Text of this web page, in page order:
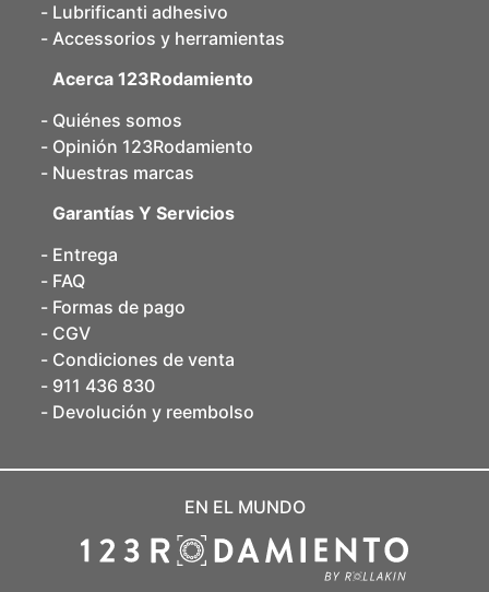
Lubrificanti adhesivo
Accessorios y herramientas
Acerca 123Rodamiento
Quiénes somos
Opinión 123Rodamiento
Nuestras marcas
Garantías Y Servicios
Entrega
FAQ
Formas de pago
CGV
Condiciones de venta
911 436 830
Devolución y reembolso
EN EL MUNDO